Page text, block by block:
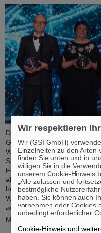
Der renommierte US-
Grundlagenphysik geht in
Wissenschaftskollaborationen
Speicherring LHC (Large
Forschungszentrums CERN .
aktuelle ALICE-Forschende
beteiligt und wurden nun
Wissenschaftskolleg*innen
ausgezeichnet, der mit drei
Mehr »
Wir respektieren
Wir (GSI GmbH)
Einzelheiten zu den Arten
finden Sie unten und in
willigen Sie in die
unserem Cookie-Hinweis
„Alle zulassen und
bestmögliche
haben. Sie können auch
vornehmen oder Cookies
unbedingt erforderlicher
Cookie-Hinweis und